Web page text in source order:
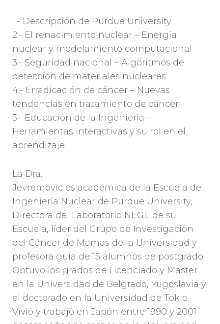
1.- Descripción de Purdue University
2.- El renacimiento nuclear – Energía
nuclear y modelamiento computacional
3.- Seguridad nacional – Algoritmos de
detección de materiales nucleares
4.- Erradicación de cáncer – Nuevas
tendencias en tratamiento de cáncer
5.- Educación de la Ingeniería –
Herramientas interactivas y su rol en el
aprendizaje
La Dra.
Jevremovic es académica de la Escuela de
Ingeniería Nuclear de Purdue University,
Directora del Laboratorio NEGE de su
Escuela, líder del Grupo de Investigación
del Cáncer de Mamas de la Universidad y
profesora guía de 15 alumnos de postgrado.
Obtuvo los grados de Licenciado y Master
en la Universidad de Belgrado, Yugoslavia y
el doctorado en la Universidad de Tokio.
Vivió y trabajó en Japón entre 1990 y 2001